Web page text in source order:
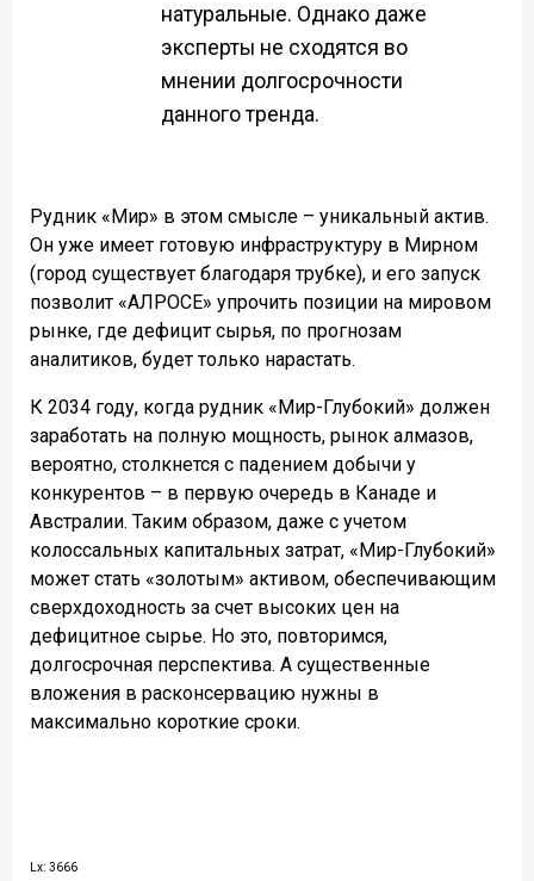
натуральные. Однако даже
эксперты не сходятся во
мнении долгосрочности
данного тренда.
Рудник «Мир» в этом смысле – уникальный актив.
Он уже имеет готовую инфраструктуру в Мирном
(город существует благодаря трубке), и его запуск
позволит «АЛРОСЕ» упрочить позиции на мировом
рынке, где дефицит сырья, по прогнозам
аналитиков, будет только нарастать.
К 2034 году, когда рудник «Мир-Глубокий» должен
заработать на полную мощность, рынок алмазов,
вероятно, столкнется с падением добычи у
конкурентов – в первую очередь в Канаде и
Австралии. Таким образом, даже с учетом
колоссальных капитальных затрат, «Мир-Глубокий»
может стать «золотым» активом, обеспечивающим
сверхдоходность за счет высоких цен на
дефицитное сырье. Но это, повторимся,
долгосрочная перспектива. А существенные
вложения в расконсервацию нужны в
максимально короткие сроки.
Lx: 3666